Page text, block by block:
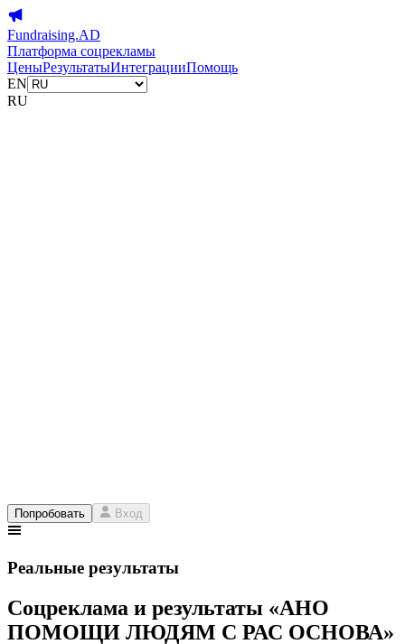
Fundraising.AD
Платформа соцрекламы
ЦеныРезультатыИнтеграцииПомощь
EN
RU
Попробовать Вход
Реальные результаты
Соцреклама и результаты «АНО
ПОМОЩИ ЛЮДЯМ С РАС ОСНОВА»